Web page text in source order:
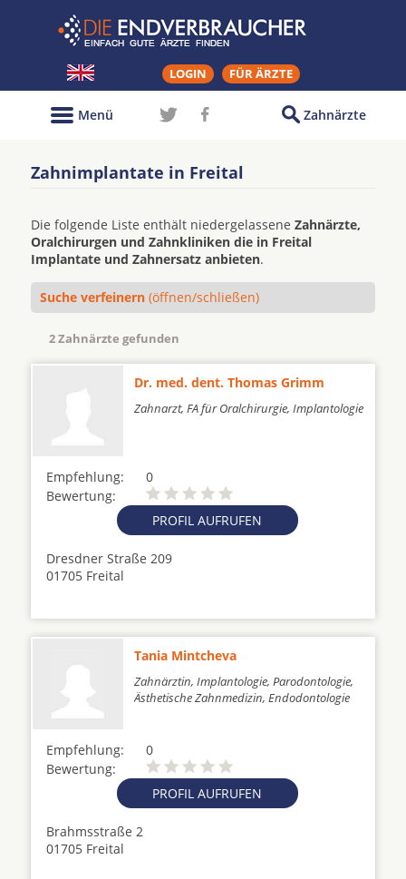
LOGIN FÜR ÄRZTE
Zahnärzte
Menü
Zahnimplantate in Freital
Die folgende Liste enthält niedergelassene Zahnärzte,
Oralchirurgen und Zahnkliniken die in Freital
Implantate und Zahnersatz anbieten.
Suche verfeinern (öffnen/schließen)
2 Zahnärzte gefunden
Dr. med. dent. Thomas Grimm
Zahnarzt, FA für Oralchirurgie, Implantologie
Empfehlung:
0
Bewertung:
PROFIL AUFRUFEN
Dresdner Straße 209
01705 Freital
Tania Mintcheva
Zahnärztin, Implantologie, Parodontologie,
Ästhetische Zahnmedizin, Endodontologie
Empfehlung:
0
Bewertung:
PROFIL AUFRUFEN
Brahmsstraße 2
01705 Freital